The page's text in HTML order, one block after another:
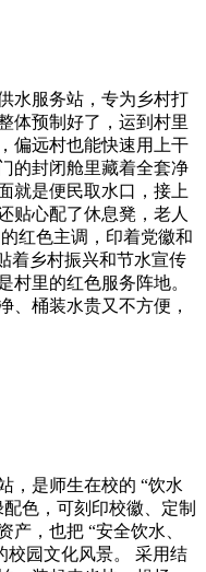
水服务站，专为乡村打
体预制好了，运到村里
偏远村也能快速用上干
的封闭舱里藏着全套净
就是便民取水口，接上
贴心配了休息凳，老人
红色主调，印着党徽和
着乡村振兴和节水宣传
村里的红色服务阵地。
、桶装水贵又不方便，
，是师生在校的 “饮水
色，可刻印校徽、定制
产，也把 “安全饮水、
校园文化风景。 采用结